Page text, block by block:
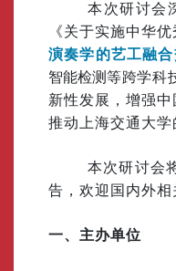
本次研讨会
《关于实施中华
演奏学的艺工融
智能检测等跨学科
新性发展，增强
推动上海交通大
本次研讨会
告，欢迎国内外
一、主办单位